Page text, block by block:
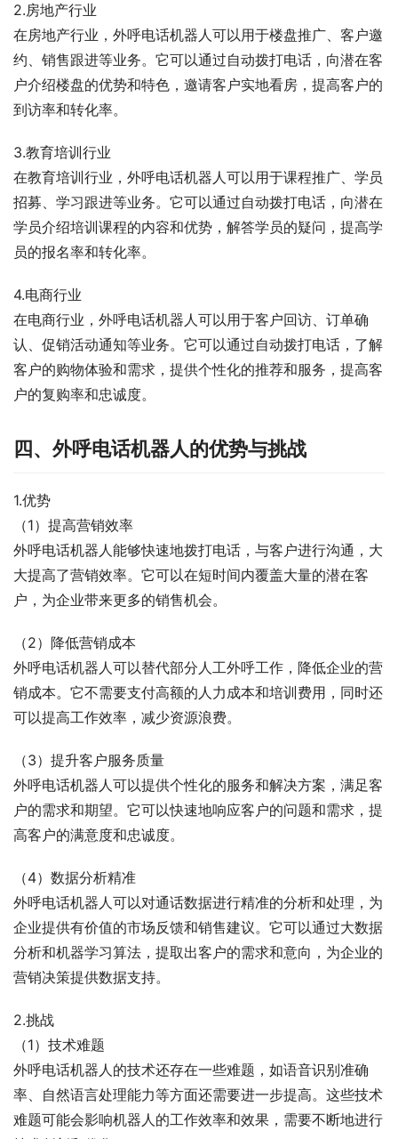
2.房地产行业
在房地产行业，外呼电话机器人可以用于楼盘推广、客户邀
约、销售跟进等业务。它可以通过自动拨打电话，向潜在客
户介绍楼盘的优势和特色，邀请客户实地看房，提高客户的
到访率和转化率。
3.教育培训行业
在教育培训行业，外呼电话机器人可以用于课程推广、学员
招募、学习跟进等业务。它可以通过自动拨打电话，向潜在
学员介绍培训课程的内容和优势，解答学员的疑问，提高学
员的报名率和转化率。
4.电商行业
在电商行业，外呼电话机器人可以用于客户回访、订单确
认、促销活动通知等业务。它可以通过自动拨打电话，了解
客户的购物体验和需求，提供个性化的推荐和服务，提高客
户的复购率和忠诚度。
四、外呼电话机器人的优势与挑战
1.优势
（1）提高营销效率
外呼电话机器人能够快速地拨打电话，与客户进行沟通，大
大提高了营销效率。它可以在短时间内覆盖大量的潜在客
户，为企业带来更多的销售机会。
（2）降低营销成本
外呼电话机器人可以替代部分人工外呼工作，降低企业的营
销成本。它不需要支付高额的人力成本和培训费用，同时还
可以提高工作效率，减少资源浪费。
（3）提升客户服务质量
外呼电话机器人可以提供个性化的服务和解决方案，满足客
户的需求和期望。它可以快速地响应客户的问题和需求，提
高客户的满意度和忠诚度。
（4）数据分析精准
外呼电话机器人可以对通话数据进行精准的分析和处理，为
企业提供有价值的市场反馈和销售建议。它可以通过大数据
分析和机器学习算法，提取出客户的需求和意向，为企业的
营销决策提供数据支持。
2.挑战
（1）技术难题
外呼电话机器人的技术还存在一些难题，如语音识别准确
率、自然语言处理能力等方面还需要进一步提高。这些技术
难题可能会影响机器人的工作效率和效果，需要不断地进行